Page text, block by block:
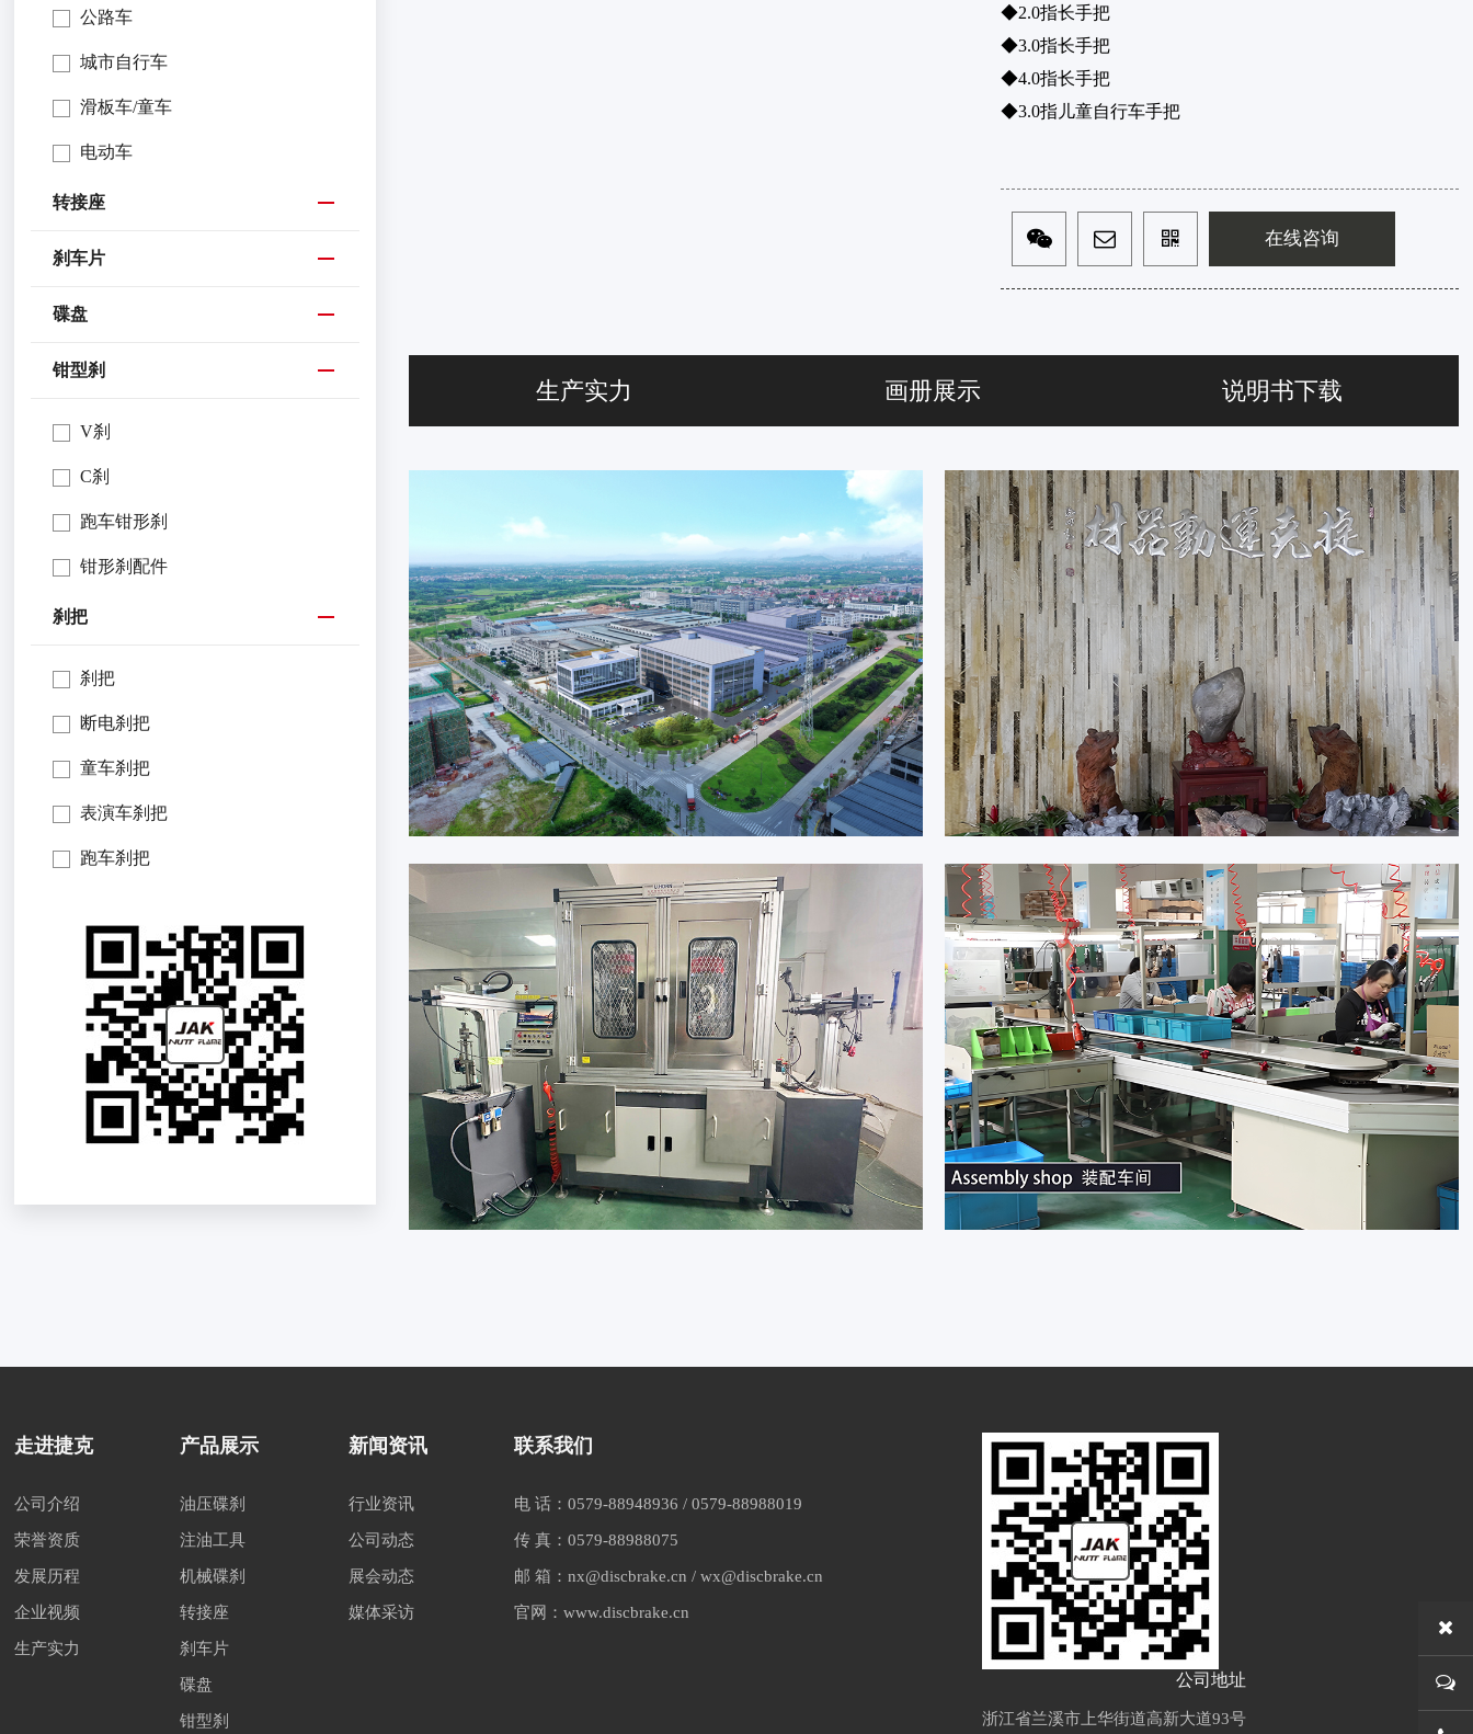
公路车
城市自行车
滑板车/童车
电动车
转接座
刹车片
碟盘
钳型刹
V刹
C刹
跑车钳形刹
钳形刹配件
刹把
刹把
断电刹把
童车刹把
表演车刹把
跑车刹把
◆2.0指长手把
◆3.0指长手把
◆4.0指长手把
◆3.0指儿童自行车手把
在线咨询
生产实力 画册展示 说明书下载
走进捷克
公司介绍
荣誉资质
发展历程
企业视频
生产实力
产品展示
油压碟刹
注油工具
机械碟刹
转接座
刹车片
碟盘
钳型刹
新闻资讯
行业资讯
公司动态
展会动态
媒体采访
联系我们
电 话：0579-88948936 /0579-88988019
传 真：0579-88988075
邮 箱：nx@discbrake.cn /wx@discbrake.cn
官网：www.discbrake.cn
公司地址
浙江省兰溪市上华街道高新大道93号